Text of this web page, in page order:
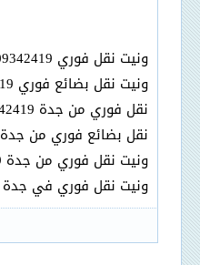
ونيت نقل فوري 0509342419
ونيت نقل بضائع فوري 0509342419
نقل فوري من جدة 0509342419
نقل بضائع فوري من جدة 0509342419
ونيت نقل فوري من جدة 0509342419
ونيت نقل فوري في جدة 0509342419